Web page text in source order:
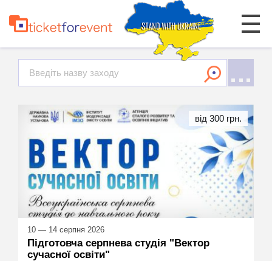
10 — 14 серпня 2026
Підготовча серпнева студія "Вектор
сучасної освіти"
від 300 грн.